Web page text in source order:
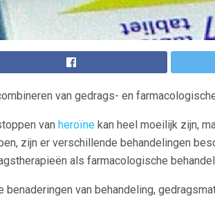
van gedrags- en
van heroïne kan heel moeilijk zijn,
zijn er verschillende behandelingen
als farmacologische
benaderingen van behandeling,